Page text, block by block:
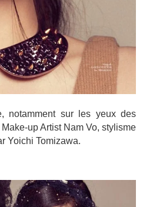
notamment sur les yeux des
up Artist Nam Vo, stylisme
Yoichi Tomizawa.